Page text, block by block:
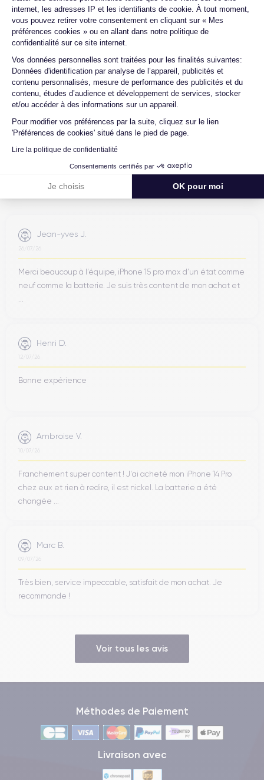
internet, les adresses IP et les identifiants de cookie. À tout moment,
vous pouvez retirer votre consentement en cliquant sur « Mes
préférences cookies » ou en allant dans notre politique de
confidentialité sur ce site internet.
Vos données personnelles sont traitées pour les finalités suivantes:
Données d'identification par analyse de l’appareil, publicités et
contenu personnalisés, mesure de performance des publicités et du
contenu, études d’audience et développement de services, stocker
et/ou accéder à des informations sur un appareil.
Pour modifier vos préférences par la suite, cliquez sur le lien
'Préférences de cookies' situé dans le pied de page.
Lire la politique de confidentialité
Consentements certifiés par
Je choisis OK pour moi
Axeptio consent
Avec4.6 /5
reconditionnement.
4.6/5
Jean-yves J.
26/07/26
Merci beaucoup à l’équipe, iPhone 15 pro max d’un état comme
neuf comme la batterie. Je suis très content de mon achat et
Henri D.
12/07/26
Bonne expérience
Ambroise V.
10/07/26
Franchement super content ! J'ai acheté mon iPhone 14 Pro
chez eux et rien à redire, il est nickel. La batterie a été
changée ...
Marc B.
09/07/26
Très bien, service impeccable, satisfait de mon achat. Je
recommande !
Voir tous les avis
Méthodes de Paiement
Livraison avec